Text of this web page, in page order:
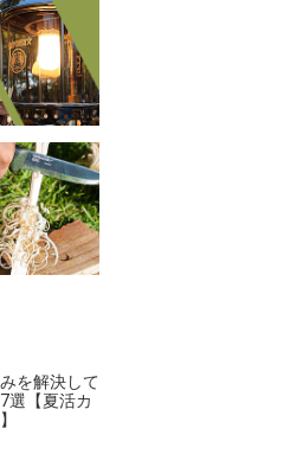
を解決して
選【夏活カ